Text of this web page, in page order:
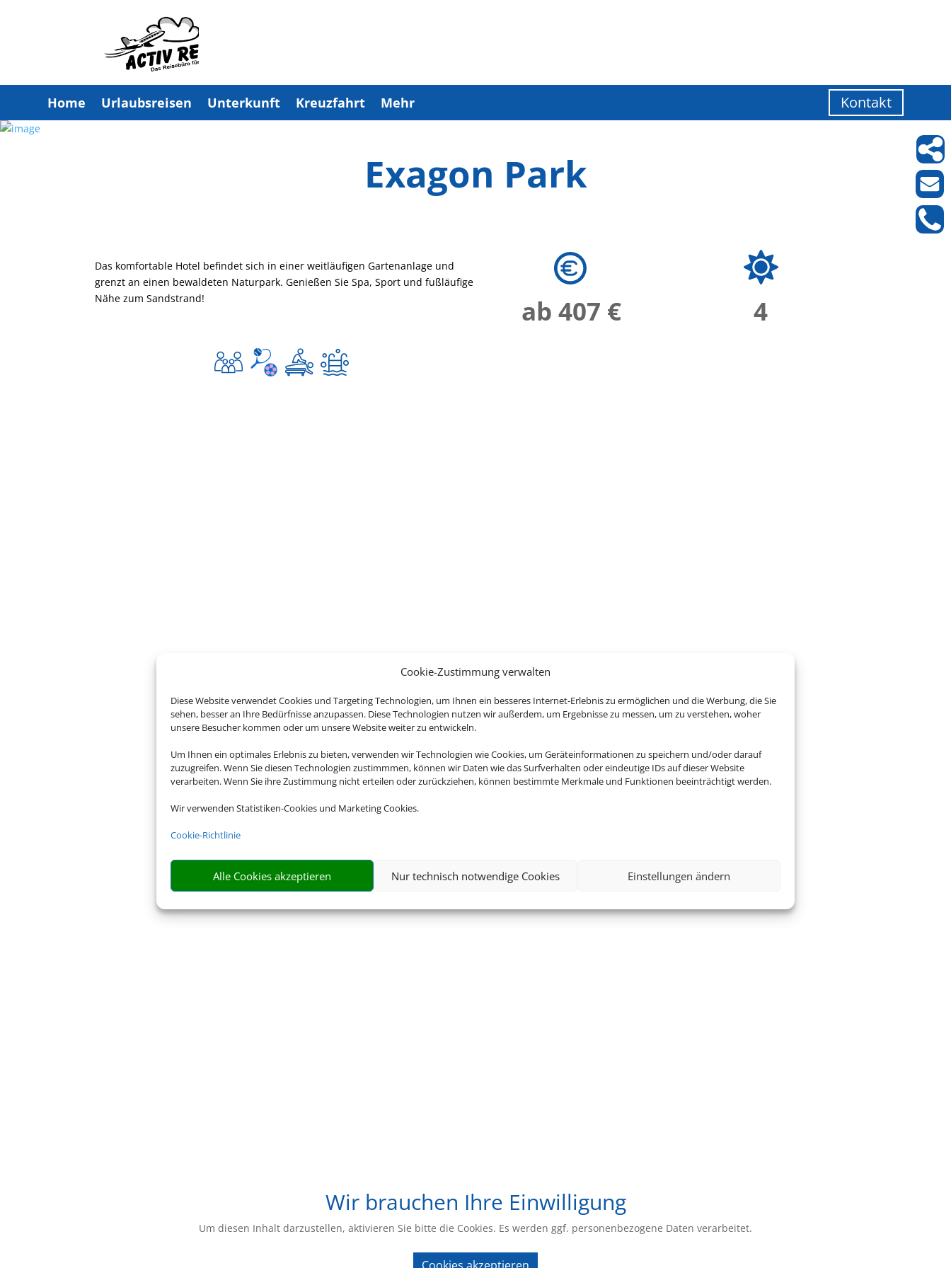
Cookie-Zustimmung verwalten
Diese Website verwendet Cookies und Targeting Technologien, um Ihnen ein besseres Internet-Erlebnis zu ermöglichen und die Werbung, die Sie
sehen, besser an Ihre Bedürfnisse anzupassen. Diese Technologien nutzen wir außerdem, um Ergebnisse zu messen, um zu verstehen, woher
unsere Besucher kommen oder um unsere Website weiter zu entwickeln.
Um Ihnen ein optimales Erlebnis zu bieten, verwenden wir Technologien wie Cookies, um Geräteinformationen zu speichern und/oder darauf
zuzugreifen. Wenn Sie diesen Technologien zustimmmen, können wir Daten wie das Surfverhalten oder eindeutige IDs auf dieser Website
verarbeiten. Wenn Sie ihre Zustimmung nicht erteilen oder zurückziehen, können bestimmte Merkmale und Funktionen beeinträchtigt werden.
Wir verwenden Statistiken-Cookies und Marketing Cookies.
Cookie-Richtlinie
Alle Cookies akzeptieren Nur technisch notwendige Cookies Einstellungen ändern
Home Urlaubsreisen Unterkunft Kreuzfahrt Mehr Kontakt
Exagon Park
Das komfortable Hotel befindet sich in einer weitläufigen Gartenanlage und
grenzt an einen bewaldeten Naturpark. Genießen Sie Spa, Sport und fußläufige
Nähe zum Sandstrand!
ab 407 € 4
Wir brauchen Ihre Einwilligung
Um diesen Inhalt darzustellen, aktivieren Sie bitte die Cookies. Es werden ggf. personenbezogene Daten verarbeitet.